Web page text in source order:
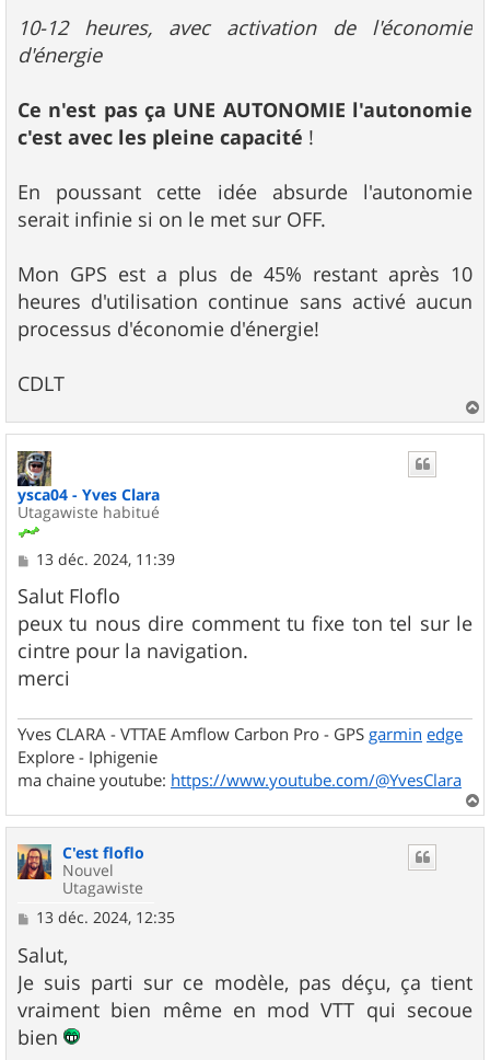
10-12 heures, avec activation de l'économie
d'énergie
Ce n'est pas ça UNE AUTONOMIE l'autonomie
c'est avec les pleine capacité !
En poussant cette idée absurde l'autonomie
serait infinie si on le met sur OFF.
Mon GPS est a plus de 45% restant après 10
heures d'utilisation continue sans activé aucun
processus d'économie d'énergie!
CDLT
a
ysca04 - Yves Clara
Utagawiste habitué
M
s
s
a
g
e
13 déc. 2024, 11:39
Salut Floflo
peux tu nous dire comment tu fixe ton tel sur le
cintre pour la navigation.
merci
Yves CLARA - VTTAE Amflow Carbon Pro - GPS garmin edge
Explore - Iphigenie
ma chaine youtube: https://www.youtube.com/@YvesClara
a
C'est floflo
Nouvel
Utagawiste
M
s
s
a
g
e
13 déc. 2024, 12:35
Salut,
Je suis parti sur ce modèle, pas déçu, ça tient
vraiment bien même en mod VTT qui secoue
bien